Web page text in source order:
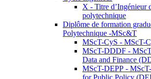
X - Titre d’Ingénieur
polytechnique
Diplôme de formation
Polytechnique -MSc&T
MScT-CyS - MScT-
MScT-DDDF -
Data and Finance
MScT-DEPP -
for Public Policy